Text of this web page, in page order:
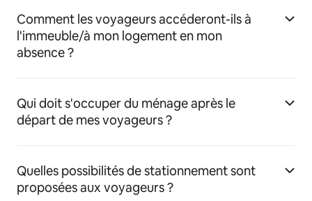
Comment les voyageurs accéderont-ils à
l'immeuble/à mon logement en mon
absence ?
Qui doit s'occuper du ménage après le
départ de mes voyageurs ?
Quelles possibilités de stationnement sont
proposées aux voyageurs ?